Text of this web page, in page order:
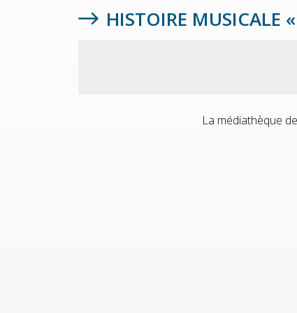
HISTOIRE MUSICALE
La médiathèque